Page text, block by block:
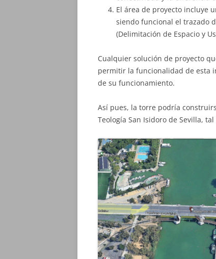
El área de proyecto incluye
siendo funcional el trazado
(Delimitación de Espacio y
Cualquier solución de proyecto
permitir la funcionalidad de esta
de su funcionamiento.
Así pues, la torre podría
Teología San Isidoro de Sevilla,